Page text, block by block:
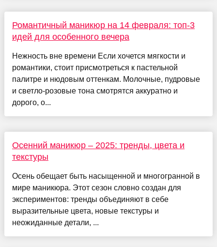
Романтичный маникюр на 14 февраля: топ-3
идей для особенного вечера
Нежность вне времени Если хочется мягкости и
романтики, стоит присмотреться к пастельной
палитре и нюдовым оттенкам. Молочные, пудровые
и светло-розовые тона смотрятся аккуратно и
дорого, о...
Осенний маникюр – 2025: тренды, цвета и
текстуры
Осень обещает быть насыщенной и многогранной в
мире маникюра. Этот сезон словно создан для
экспериментов: тренды объединяют в себе
выразительные цвета, новые текстуры и
неожиданные детали, ...